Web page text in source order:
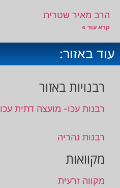
הרב מאיר שטרית
קרא עוד »
עוד באזור:
רבנויות באזור
רבנות עכו- מועצה דתית עכו
רבנות נהריה
מקוואות
מקווה זרעית